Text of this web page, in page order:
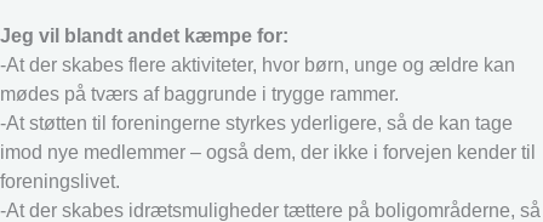
Jeg vil blandt andet kæmpe for:
-At der skabes flere aktiviteter, hvor børn, unge og ældre kan
mødes på tværs af baggrunde i trygge rammer.
-At støtten til foreningerne styrkes yderligere, så de kan tage
imod nye medlemmer – også dem, der ikke i forvejen kender til
foreningslivet.
-At der skabes idrætsmuligheder tættere på boligområderne, så